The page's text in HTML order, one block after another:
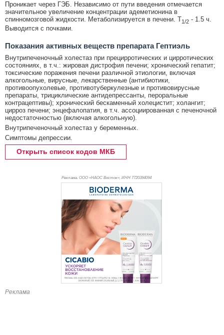
Проникает через ГЭБ. Независимо от пути введения отмечается
значительное увеличение концентрации адеметионина в
спинномозговой жидкости. Метаболизируется в печени. T1/2 - 1.5 ч.
Выводится с почками.
Показания активных веществ препарата Гептиэль
Внутрипеченочный холестаз при прецирротических и цирротических
состояниях, в т.ч.: жировая дистрофия печени; хронический гепатит;
токсические поражения печени различной этиологии, включая
алкогольные, вирусные, лекарственные (антибиотики,
противоопухолевые, противотуберкулезные и противовирусные
препараты, трициклические антидепрессанты, пероральные
контрацептивы); хронический бескаменный холецистит; холангит;
цирроз печени; энцефалопатия, в т.ч. ассоциированная с печеночной
недостаточностью (включая алкогольную).
Внутрипеченочный холестаз у беременных.
Симптомы депрессии.
Открыть список кодов МКБ
Реклама. ООО «НАОС Восток», ИНН 7720394094
Реклама